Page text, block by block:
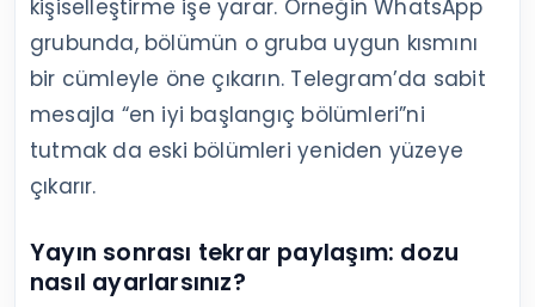
kişiselleştirme işe yarar. Örneğin WhatsApp
grubunda, bölümün o gruba uygun kısmını
bir cümleyle öne çıkarın. Telegram’da sabit
mesajla “en iyi başlangıç bölümleri”ni
tutmak da eski bölümleri yeniden yüzeye
çıkarır.
Yayın sonrası tekrar paylaşım: dozu
nasıl ayarlarsınız?